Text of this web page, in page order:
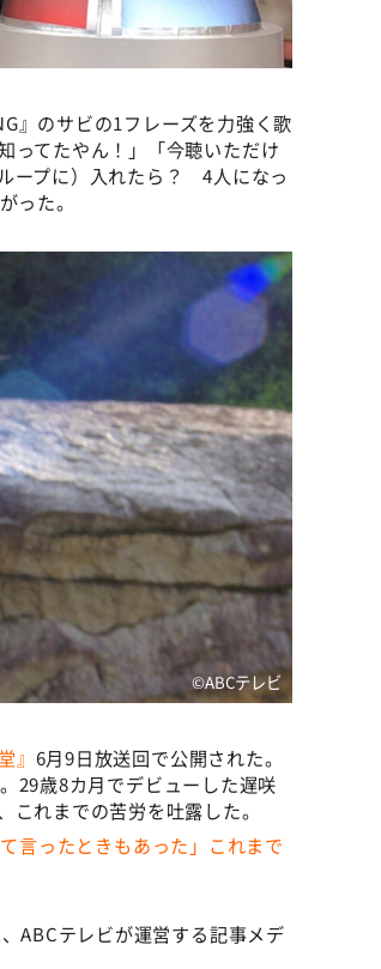
』のサビの1フレーズを力強く歌
てたやん！」「今聴いただけ
ープに）入れたら？ 4人になっ
った。
©ABCテレビ
』 6月9日放送回で公開された。
29歳8カ月でデビューした遅咲
れまでの苦労を吐露した。
言ったときもあった」これまで
ABCテレビが運営する記事メデ